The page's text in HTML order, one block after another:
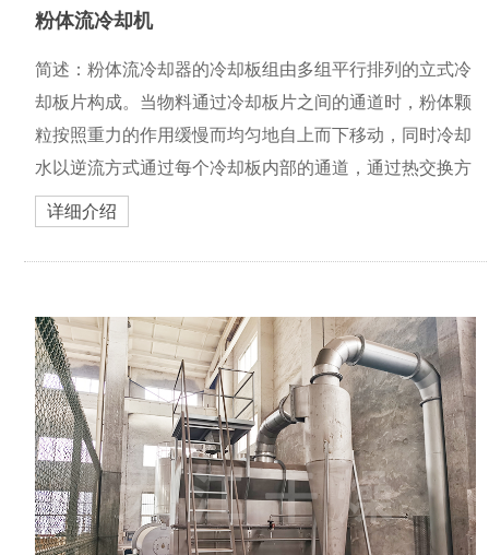
粉体流冷却机
简述：粉体流冷却器的冷却板组由多组平行排列的立式冷
却板片构成。当物料通过冷却板片之间的通道时，粉体颗
粒按照重力的作用缓慢而均匀地自上而下移动，同时冷却
水以逆流方式通过每个冷却板内部的通道，通过热交换方
式进行物料的冷却。
详细介绍